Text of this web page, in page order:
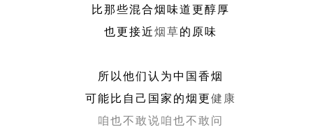
比那些混合烟味道更醇厚
也更接近烟草的原味
所以他们认为中国香烟
可能比自己国家的烟更健康
咱也不敢说咱也不敢问